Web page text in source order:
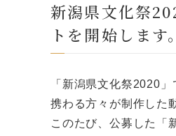
新潟県文化祭
トを開始します。
「新潟県文化祭2020
携わる方々が制作した
このたび、公募した「